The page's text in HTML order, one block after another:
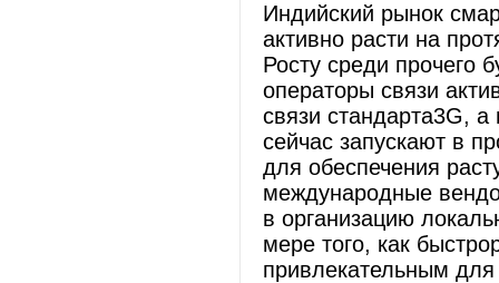
Индийский рынок
активно расти на
Росту среди прочего
операторы связи
связи стандарта3G,
сейчас запускают в
для обеспечения
международные
в организацию
мере того, как
привлекательным